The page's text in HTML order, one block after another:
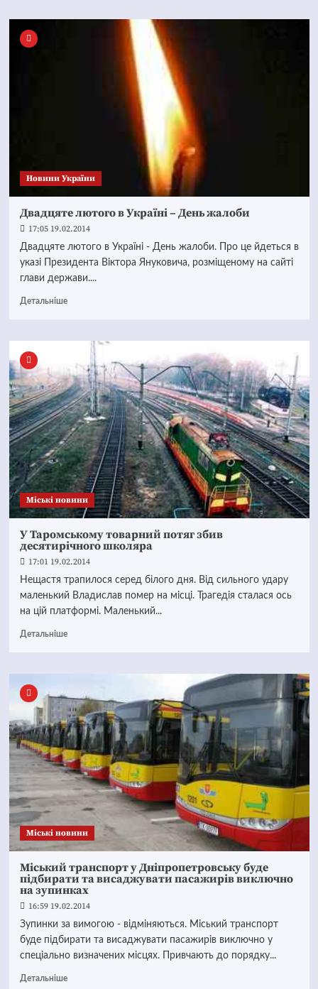
Новини України
Двадцяте лютого в Україні – День жалоби
17:05 19.02.2014
Двадцяте лютого в Україні - День жалоби. Про це йдеться в
указі Президента Віктора Януковича, розміщеному на сайті
глави держави....
Детальніше
Mіські новини
У Таромському товарний потяг збив
десятирічного школяра
17:01 19.02.2014
Нещастя трапилося серед білого дня. Від сильного удару
маленький Владислав помер на місці. Трагедія сталася ось
на цій платформі. Маленький...
Детальніше
Mіські новини
Міський транспорт у Дніпропетровську буде
підбирати та висаджувати пасажирів виключно
на зупинках
16:59 19.02.2014
Зупинки за вимогою - відміняються. Міський транспорт
буде підбирати та висаджувати пасажирів виключно у
спеціально визначених місцях. Привчають до порядку...
Детальніше